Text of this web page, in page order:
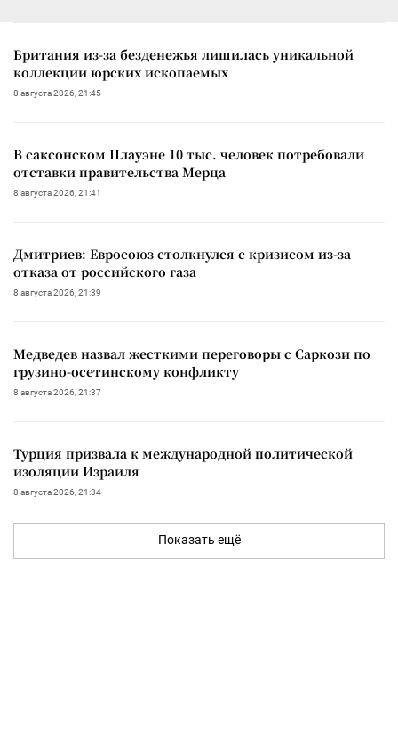
Британия из-за безденежья лишилась уникальной
коллекции юрских ископаемых
8 августа 2026, 21:45
В саксонском Плауэне 10 тыс. человек потребовали
отставки правительства Мерца
8 августа 2026, 21:41
Дмитриев: Евросоюз столкнулся с кризисом из-за
отказа от российского газа
8 августа 2026, 21:39
Медведев назвал жесткими переговоры с Саркози по
грузино-осетинскому конфликту
8 августа 2026, 21:37
Турция призвала к международной политической
изоляции Израиля
8 августа 2026, 21:34
Показать ещё